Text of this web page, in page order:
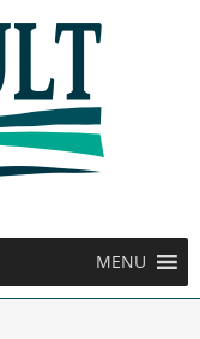
MENU